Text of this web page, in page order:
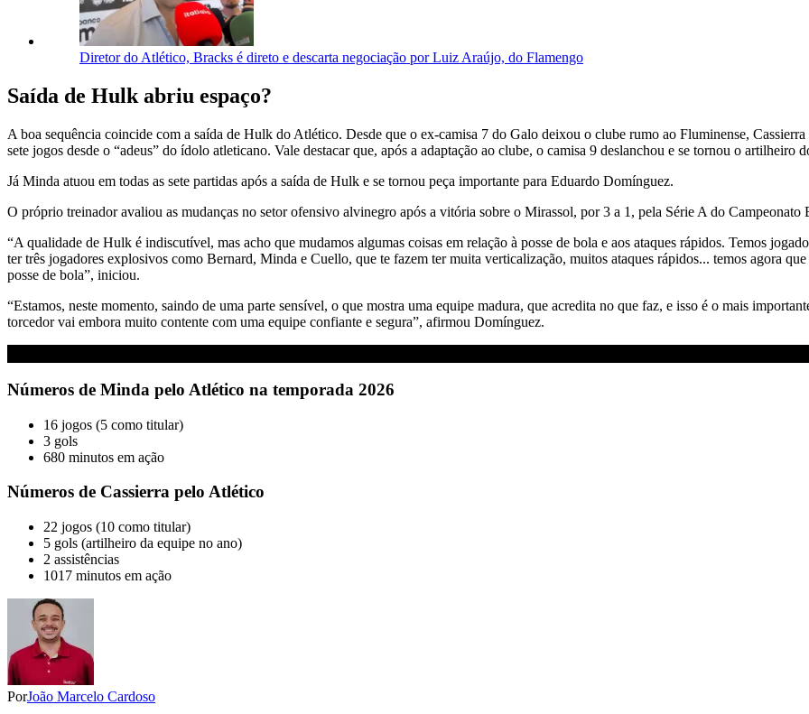
Diretor do Atlético, Bracks é direto e descarta negociação por Luiz Araújo, do Flamengo
Saída de Hulk abriu espaço?
A boa sequência coincide com a saída de Hulk do Atlético. Desde que o ex-camisa 7 do Galo deixou o clube rumo ao Fluminense,
sete jogos desde o “adeus” do ídolo atleticano. Vale destacar que, após a adaptação ao clube, o camisa 9 deslanchou e se tornou o
Já Minda atuou em todas as sete partidas após a saída de Hulk e se tornou peça importante para Eduardo Domínguez.
O próprio treinador avaliou as mudanças no setor ofensivo alvinegro após a vitória sobre o Mirassol, por 3 a 1, pela Série A do Campeonato
“A qualidade de Hulk é indiscutível, mas acho que mudamos algumas coisas em relação à posse de bola e aos ataques rápidos. Temos
ter três jogadores explosivos como Bernard, Minda e Cuello, que te fazem ter muita verticalização, muitos ataques rápidos... temos agora
posse de bola”, iniciou.
“Estamos, neste momento, saindo de uma parte sensível, o que mostra uma equipe madura, que acredita no que faz, e isso é o mais
torcedor vai embora muito contente com uma equipe confiante e segura”, afirmou Domínguez.
Números de Minda pelo Atlético na temporada 2026
16 jogos (5 como titular)
3 gols
680 minutos em ação
Números de Cassierra pelo Atlético
22 jogos (10 como titular)
5 gols (artilheiro da equipe no ano)
2 assistências
1017 minutos em ação
PorJoão Marcelo Cardoso